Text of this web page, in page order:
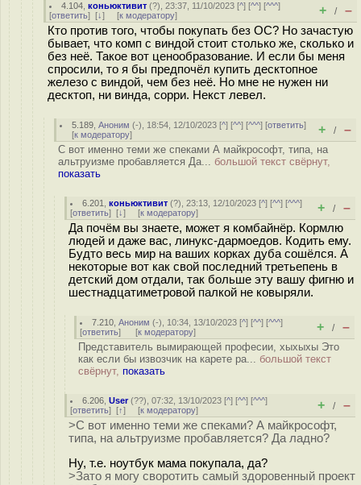
4.104 ,коньюктивит (?), 23:37, 11/10/2023 [^] [^^] [^^^]
[ответить] [↓] [к модератору] + / –
Кто против того, чтобы покупать без ОС? Но зачастую
бывает, что комп с виндой стоит столько же, сколько и
без неё. Такое вот ценообразование. И если бы меня
спросили, то я бы предпочёл купить десктопное
железо с виндой, чем без неё. Но мне не нужен ни
десктоп, ни винда, сорри. Некст левел.
5.189 ,Аноним (-), 18:54, 12/10/2023 [^] [^^] [^^^] [ответить]
[к модератору] + / –
С вот именно теми же спеками А майкрософт, типа, на
альтруизме пробавляется Да... большой текст свёрнут,
показать
6.201 ,коньюктивит (?), 23:13, 12/10/2023 [^] [^^] [^^^]
[ответить] [↓] [к модератору] + / –
Да почём вы знаете, может я комбайнёр. Кормлю
людей и даже вас, линукс-дармоедов. Кодить ему.
Будто весь мир на ваших корках дуба сошёлся. А
некоторые вот как свой последний третьепень в
детский дом отдали, так больше эту вашу фигню и
шестнадцатиметровой палкой не ковыряли.
7.210 ,Аноним (-), 10:34, 13/10/2023 [^] [^^] [^^^]
[ответить] [к модератору] + / –
Представитель вымирающей професии, хыхыхы Это
как если бы извозчик на карете ра... большой текст
свёрнут, показать
6.206 ,User(??), 07:32, 13/10/2023 [^] [^^] [^^^]
[ответить] [↑] [к модератору] + / –
>С вот именно теми же спеками? А майкрософт,
типа, на альтруизме пробавляется? Да ладно?
Ну, т.е. ноутбук мама покупала, да?
>Зато я могу своротить самый здоровенный проект